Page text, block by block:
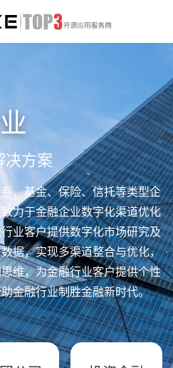
决方案
、基金、保险、信托等类型企
力于金融企业数字化渠道优化
业客户提供数字化市场研究及
据，实现多渠道整合与优化，
维，为金融行业客户提供个性
金融行业制胜金融新时代。